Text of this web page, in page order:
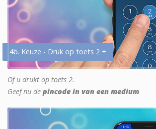
4b. Keuze - Druk op toets 2 +
Of u drukt op toets 2.
Geef nu de pincode in van een medium